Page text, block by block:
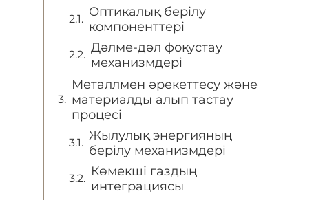
Оптикалық берілу
компоненттері
Дәлме-дәл фокустау
механизмдері
Металлмен әрекеттесу және
материалды алып тастау
процесі
Жылулық энергияның
берілу механизмдері
Көмекші газдың
интеграциясы